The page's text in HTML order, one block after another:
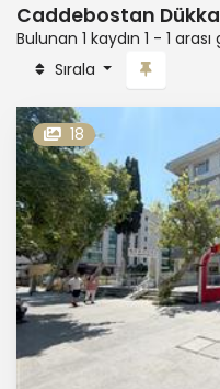
Caddebostan
Bulunan 1 kaydın 1 - 1
Sırala
18